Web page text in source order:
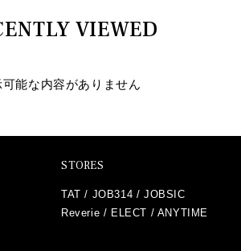
VIEWED
可能な内容がありません
STORES
TAT / JOB314 /JOBSIC
Reverie / ELECT / ANYTIME